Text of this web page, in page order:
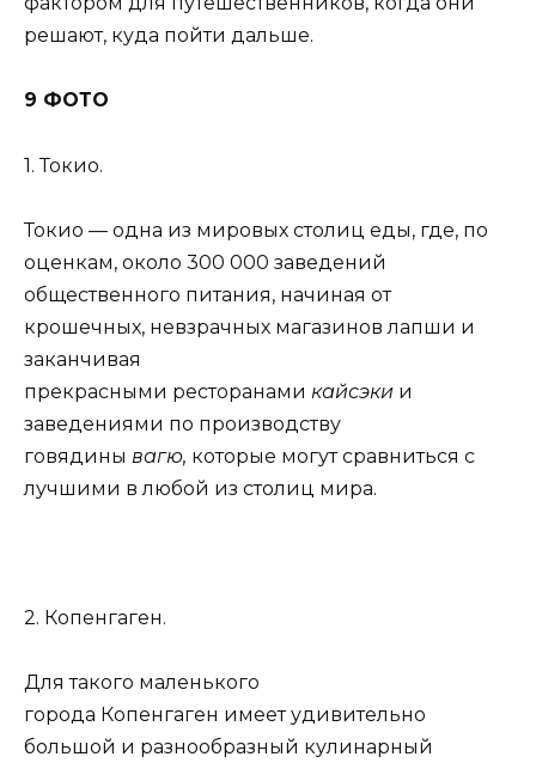
решают, куда пойти дальше.
9 ФОТО
1. Токио.
Токио — одна из мировых столиц еды, где, по
оценкам, около 300 000 заведений
общественного питания, начиная от
крошечных, невзрачных магазинов лапши и
заканчивая
прекрасными ресторанами кайсэки и
заведениями по производству
говядины вагю, которые могут сравниться с
лучшими в любой из столиц мира.
2. Копенгаген.
Для такого маленького
города Копенгаген имеет удивительно
большой и разнообразный кулинарный